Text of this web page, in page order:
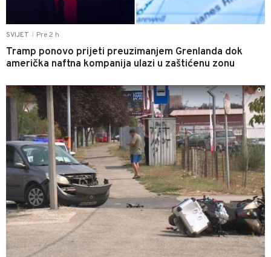
SVIJET Pre 2 h
Tramp ponovo prijeti preuzimanjem Grenlanda dok
američka naftna kompanija ulazi u zaštićenu zonu
0